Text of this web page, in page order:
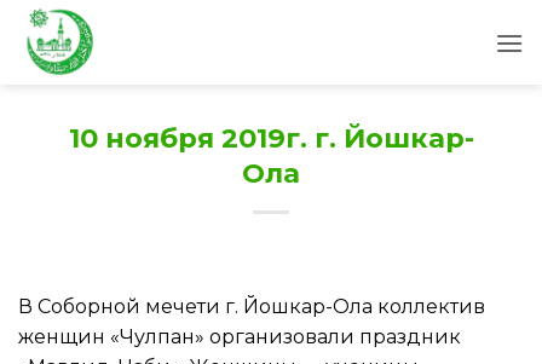
Skip
content
10 ноября 2019г. г. Йошкар-
Ола
В Соборной мечети г. Йошкар-Ола коллектив
женщин «Чулпан» организовали праздник